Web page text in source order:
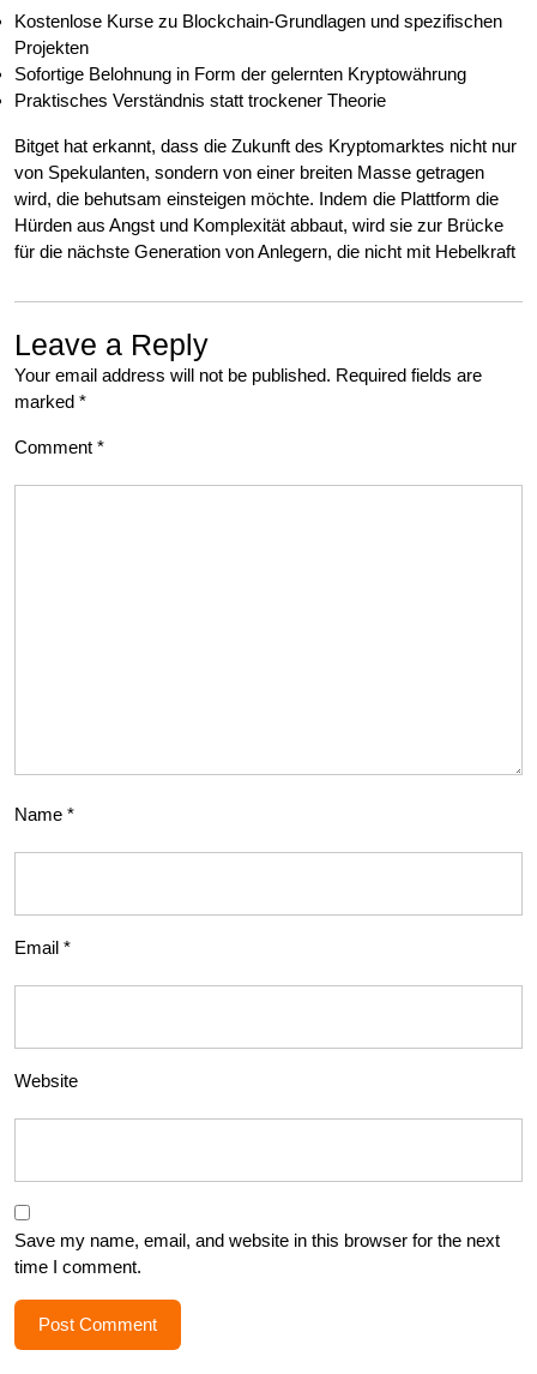
Kostenlose Kurse zu Blockchain-Grundlagen und spezifischen
Projekten
Sofortige Belohnung in Form der gelernten Kryptowährung
Praktisches Verständnis statt trockener Theorie
Bitget hat erkannt, dass die Zukunft des Kryptomarktes nicht nur
von Spekulanten, sondern von einer breiten Masse getragen
wird, die behutsam einsteigen möchte. Indem die Plattform die
Hürden aus Angst und Komplexität abbaut, wird sie zur Brücke
für die nächste Generation von Anlegern, die nicht mit Hebelkraft
Leave a Reply
Your email address will not be published. Required fields are
marked *
Comment *
Name *
Email *
Website
Save my name, email, and website in this browser for the next
time I comment.